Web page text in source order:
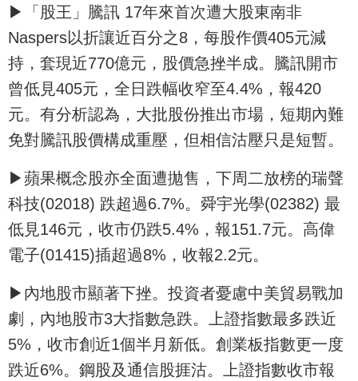
▶「股王」騰訊 17年來首次遭大股東南非
Naspers以折讓近百分之8，每股作價405元減
持，套現近770億元，股價急挫半成。騰訊開市
曾低見405元，全日跌幅收窄至4.4%，報420
元。有分析認為，大批股份推出市場，短期內難
免對騰訊股價構成重壓，但相信沽壓只是短暫。
▶蘋果概念股亦全面遭拋售，下周二放榜的瑞聲
科技(02018) 跌超過6.7%。舜宇光學(02382) 最
低見146元，收市仍跌5.4%，報151.7元。高偉
電子(01415)插超過8%，收報2.2元。
▶內地股市顯著下挫。投資者憂慮中美貿易戰加
劇，內地股市3大指數急跌。上證指數最多跌近
5%，收市創近1個半月新低。創業板指數更一度
跌近6%。鋼股及通信股捱沽。上證指數收市報